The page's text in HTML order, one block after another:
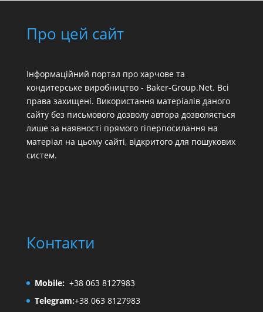
Про цей сайт
Інформаційний портал про харчове та
кондитерське виробництво - Baker-Group.Net. Всі
права захищені. Використання матеріалів даного
сайту без письмового дозволу автора дозволяється
лише за наявності прямого гіперпосилання на
матеріал на цьому сайті, відкритого для пошукових
систем.
Контакти
Mobile: +38 063 8127983
Telegram:+38 063 8127983